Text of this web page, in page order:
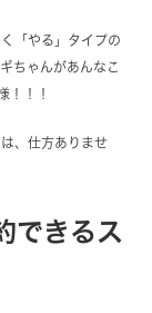
「やる」タイプの
ちゃんがあんなこ
！！！
、仕方ありませ
できるス